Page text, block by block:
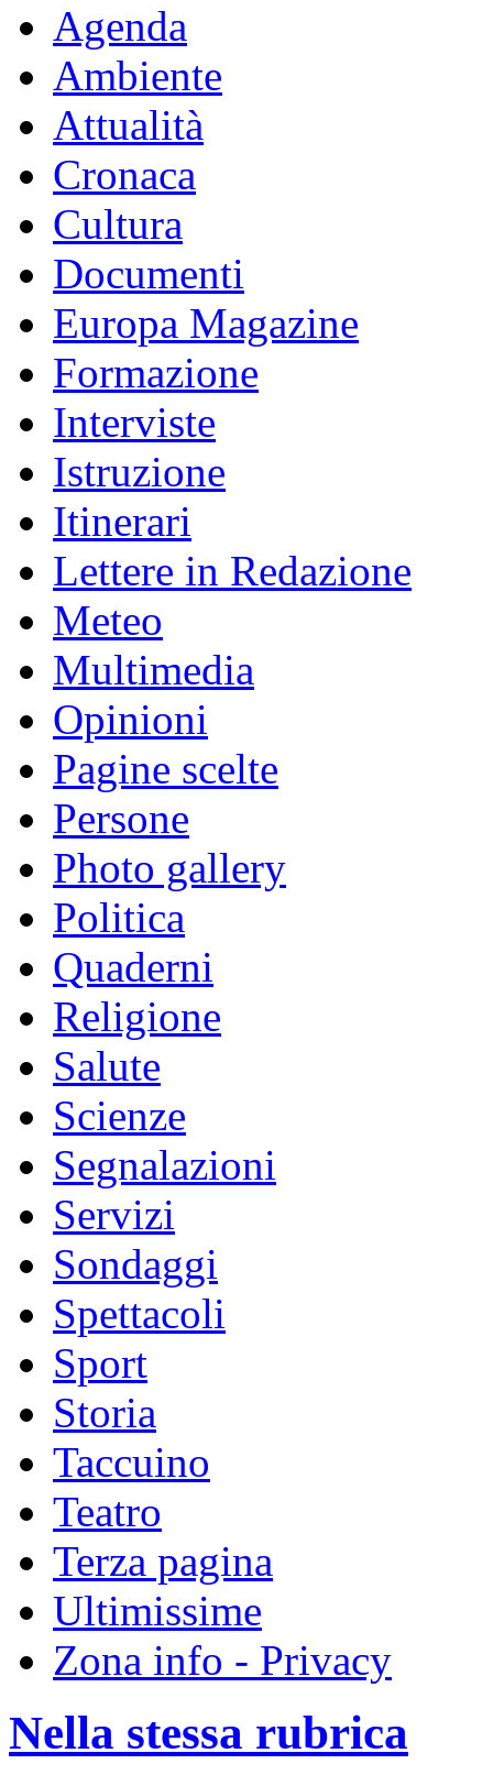
Agenda
Ambiente
Attualità
Cronaca
Cultura
Documenti
Europa Magazine
Formazione
Interviste
Istruzione
Itinerari
Lettere in Redazione
Meteo
Multimedia
Opinioni
Pagine scelte
Persone
Photo gallery
Politica
Quaderni
Religione
Salute
Scienze
Segnalazioni
Servizi
Sondaggi
Spettacoli
Sport
Storia
Taccuino
Teatro
Terza pagina
Ultimissime
Zona info - Privacy
Nella stessa rubrica